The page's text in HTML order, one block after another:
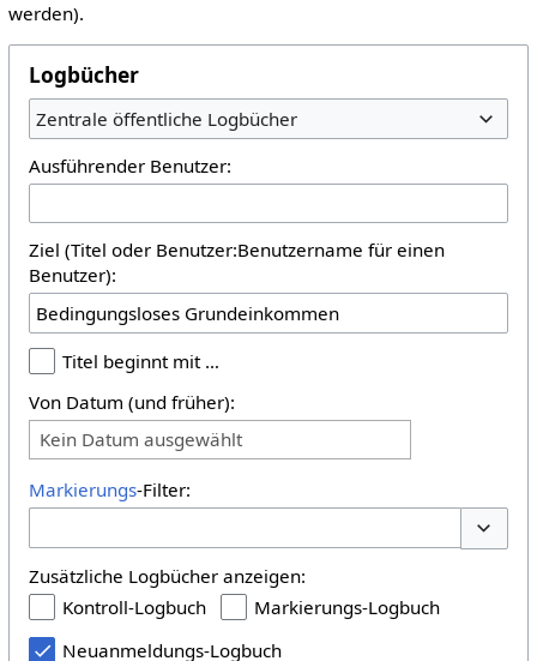
werden).
Logbücher
Zentrale öffentliche Logbücher
Ausführender Benutzer:
Ziel (Titel oder Benutzer:Benutzername für einen
Benutzer):
Titel beginnt mit …
Von Datum (und früher):
Kein Datum ausgewählt
Markierungs-Filter:
Zusätzliche Logbücher anzeigen:
Kontroll-Logbuch
Markierungs-Logbuch
Neuanmeldungs-Logbuch